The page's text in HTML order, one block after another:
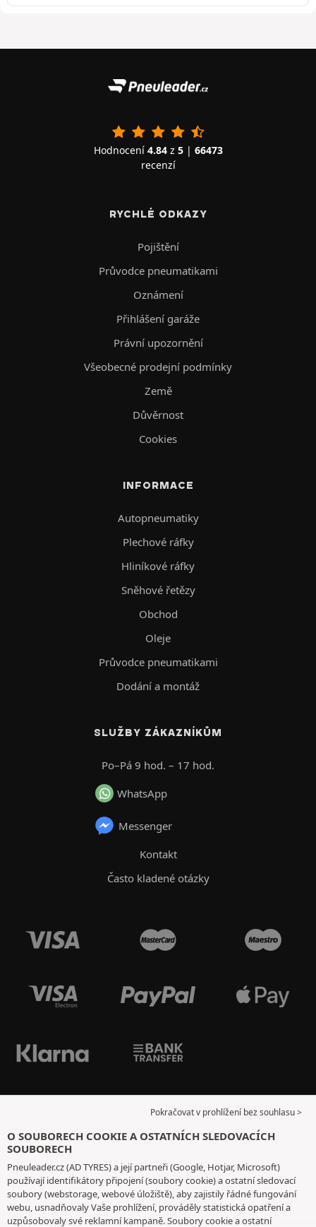
Hodnocení 4.84z 5| 66473
recenzí
RYCHLÉ ODKAZY
Pojištění
Průvodce pneumatikami
Oznámení
Přihlášení garáže
Právní upozornění
Všeobecné prodejní podmínky
Země
Důvěrnost
Cookies
INFORMACE
Autopneumatiky
Plechové ráfky
Hliníkové ráfky
Sněhové řetězy
Obchod
Oleje
Průvodce pneumatikami
Dodání a montáž
SLUŽBY ZÁKAZNÍKŮM
Po–Pá 9 hod. – 17 hod.
WhatsApp
Messenger
Kontakt
Často kladené otázky
Pokračovat v prohlížení bez souhlasu >
O SOUBORECH COOKIE A OSTATNÍCH SLEDOVACÍCH
SOUBORECH
Pneuleader.cz (AD TYRES) a její partneři (Google, Hotjar, Microsoft)
používají identifikátory připojení (soubory cookie) a ostatní sledovací
soubory (webstorage, webové úložiště), aby zajistily řádné fungování
webu, usnadňovaly Vaše prohlížení, prováděly statistická opatření a
uzpůsobovaly své reklamní kampaně. Soubory cookie a ostatní